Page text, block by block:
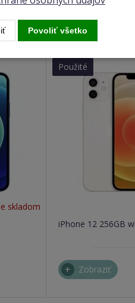
skladom
Použité
iPhone 12 256GB
Zobraziť
Povoliť všetko